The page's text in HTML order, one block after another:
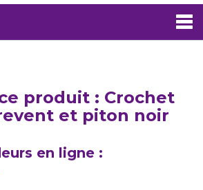
produit : Crochet
et piton noir
en ligne :